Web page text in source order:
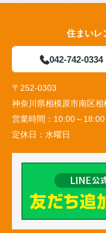
住まい
042-742-0334
〒252-0303
神奈川県相模原市南区
営業時間： 10:00～18:00
定休日： 水曜日